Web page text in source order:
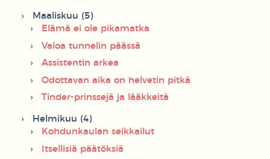
Maaliskuu (5)
Elämä ei ole pikamatka
Valoa tunnelin päässä
Assistentin arkea
Odottavan aika on helvetin pitkä
Tinder-prinssejä ja lääkkeitä
Helmikuu (4)
Kohdunkaulan seikkailut
Itsellisiä päätöksiä